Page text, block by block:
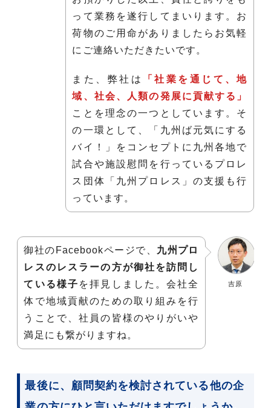
って業務を遂行してまいります。お
荷物のご用命がありましたらお気軽
にご連絡いただきたいです。
また、弊社は
「社業を通じて、地
域、社会、人類の発展に貢献する」
ことを理念の一つとしています。そ
の一環として、「九州ば元気にする
バイ！」をコンセプトに九州各地で
試合や施設慰問を行っているプロレ
ス団体「九州プロレス」の支援も行
っています。
吉原
御社のFacebookページで、 九州プロ
レスのレスラーの方が御社を訪問し
ている様子 を拝見しました。会社全
体で地域貢献のための取り組みを行
うことで、社員の皆様のやりがいや
満足にも繋がりますね。
最後に、顧問契約を検討されている他の企